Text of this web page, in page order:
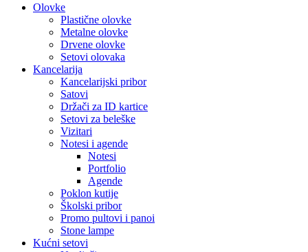
Olovke
Plastične olovke
Metalne olovke
Drvene olovke
Setovi olovaka
Kancelarija
Kancelarijski pribor
Satovi
Držači za ID kartice
Setovi za beleške
Vizitari
Notesi i agende
Notesi
Portfolio
Agende
Poklon kutije
Školski pribor
Promo pultovi i panoi
Stone lampe
Kućni setovi